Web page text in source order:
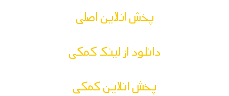
پخش انلاین اصلی
دانلود از لینک کمکی
پخش انلاین کمکی